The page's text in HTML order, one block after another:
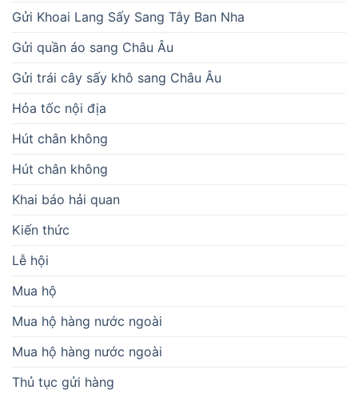
Gửi Khoai Lang Sấy Sang Tây Ban Nha
Gửi quần áo sang Châu Âu
Gửi trái cây sấy khô sang Châu Âu
Hỏa tốc nội địa
Hút chân không
Hút chân không
Khai báo hải quan
Kiến thức
Lễ hội
Mua hộ
Mua hộ hàng nước ngoài
Mua hộ hàng nước ngoài
Thủ tục gửi hàng